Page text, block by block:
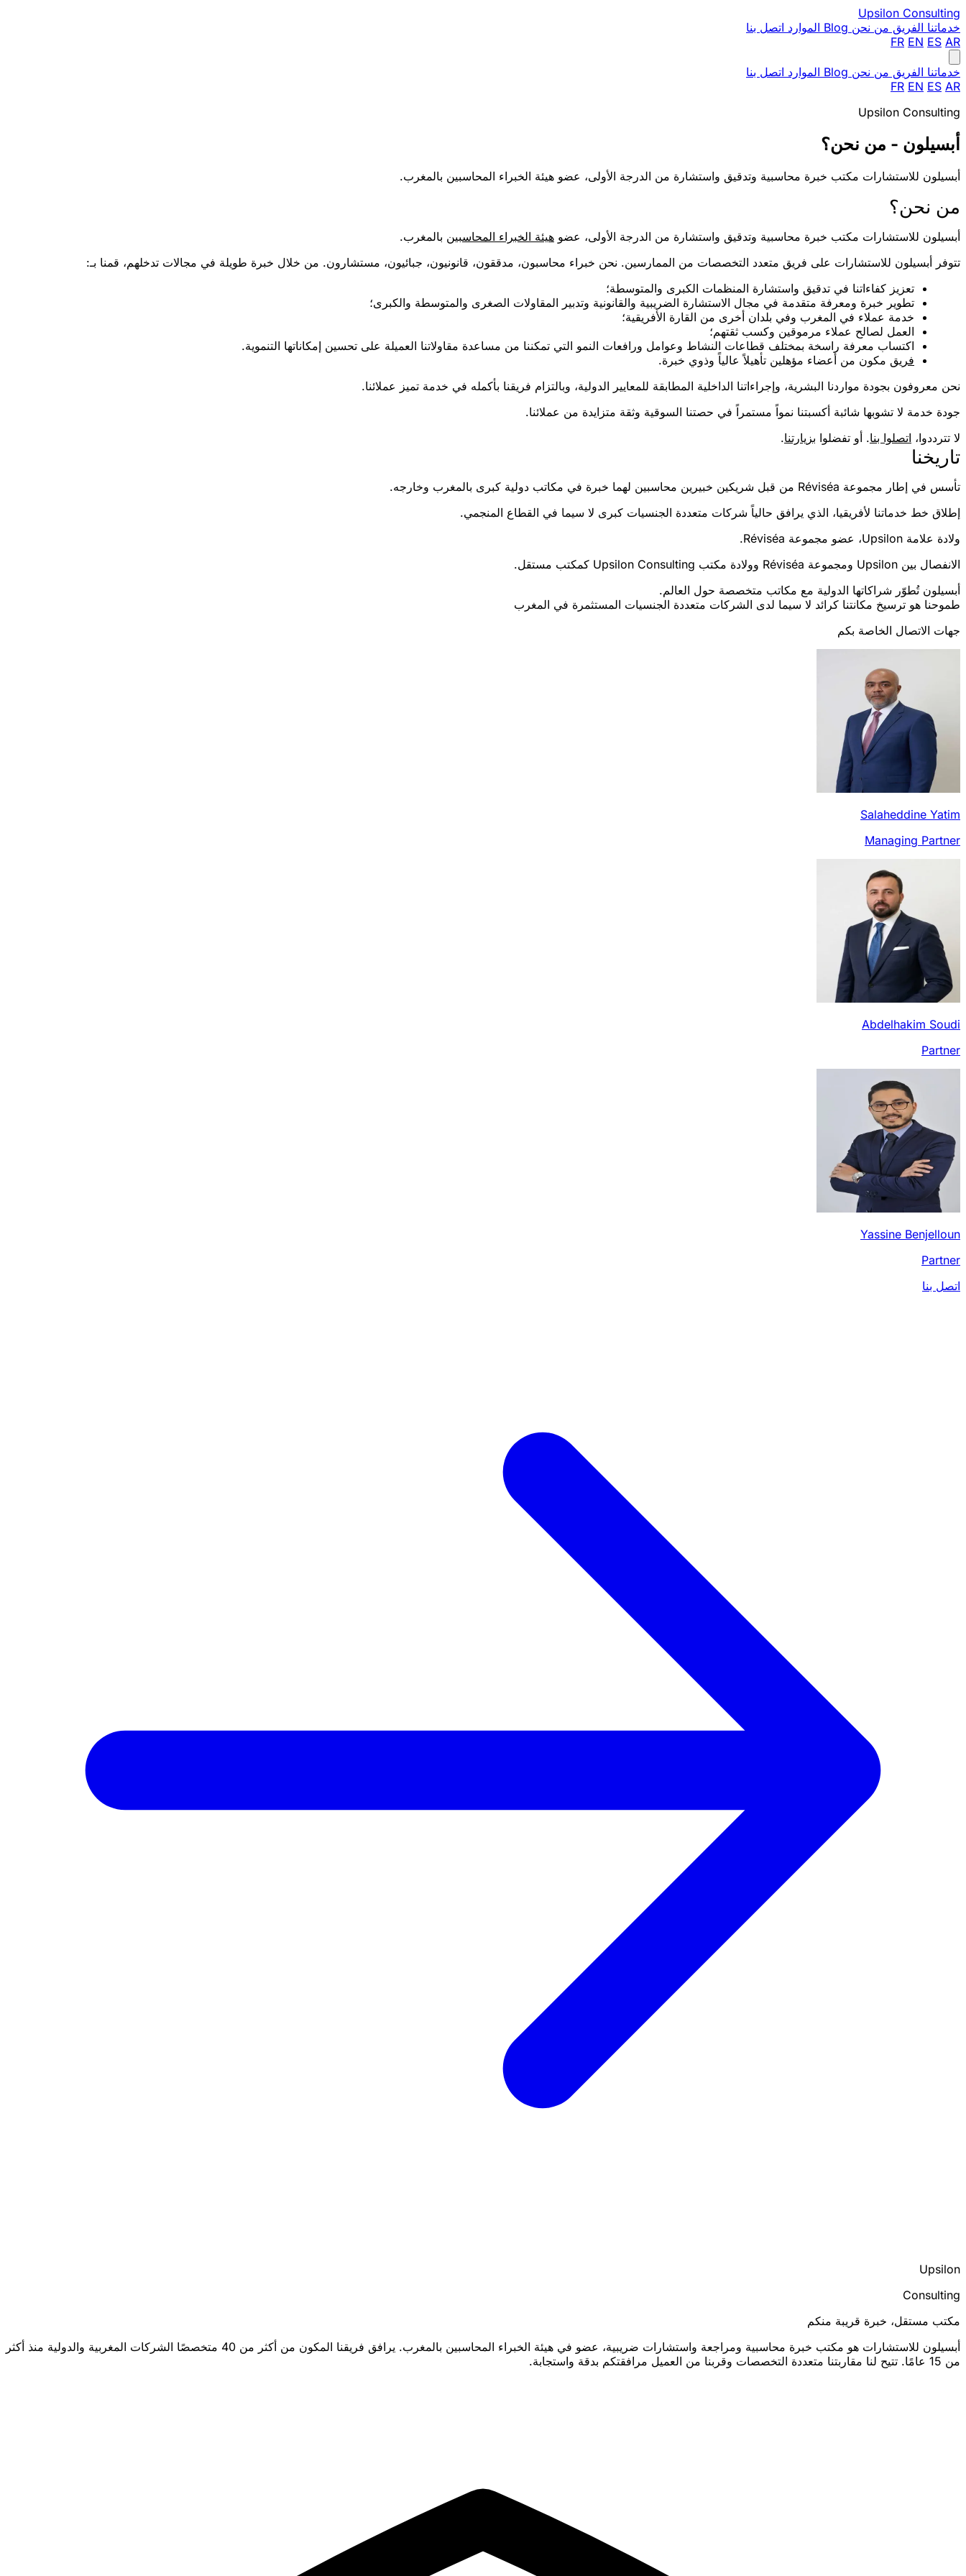
Upsilon Consulting
خدماتنا الفريق من نحن Blog الموارد اتصل بنا
FR EN ES AR
خدماتنا الفريق من نحن Blog الموارد اتصل بنا
FR EN ES AR
Upsilon Consulting
أبسيلون - من نحن؟
أبسيلون للاستشارات مكتب خبرة محاسبية وتدقيق واستشارة من الدرجة الأولى، عضو هيئة الخبراء المحاسبين بالمغرب.
من نحن؟
أبسيلون للاستشارات مكتب خبرة محاسبية وتدقيق واستشارة من الدرجة الأولى، عضو هيئة الخبراء المحاسبين بالمغرب.
تتوفر أبسيلون للاستشارات على فريق متعدد التخصصات من الممارسين. نحن خبراء محاسبون، مدققون، قانونيون، جبائيون، مستشارون. من خلال خبرة طويلة في مجالات تدخلهم، قمنا بـ:
تعزيز كفاءاتنا في تدقيق واستشارة المنظمات الكبرى والمتوسطة؛
تطوير خبرة ومعرفة متقدمة في مجال الاستشارة الضريبية والقانونية وتدبير المقاولات الصغرى والمتوسطة والكبرى؛
خدمة عملاء في المغرب وفي بلدان أخرى من القارة الأفريقية؛
العمل لصالح عملاء مرموقين وكسب ثقتهم؛
اكتساب معرفة راسخة بمختلف قطاعات النشاط وعوامل ورافعات النمو التي تمكننا من مساعدة مقاولاتنا العميلة على تحسين إمكاناتها التنموية.
فريق مكون من أعضاء مؤهلين تأهيلاً عالياً وذوي خبرة.
نحن معروفون بجودة مواردنا البشرية، وإجراءاتنا الداخلية المطابقة للمعايير الدولية، وبالتزام فريقنا بأكمله في خدمة تميز عملائنا.
جودة خدمة لا تشوبها شائبة أكسبتنا نمواً مستمراً في حصتنا السوقية وثقة متزايدة من عملائنا.
لا تترددوا، اتصلوا بنا. أو تفضلوا بزيارتنا.
تاريخنا
تأسس في إطار مجموعة Réviséa من قبل شريكين خبيرين محاسبين لهما خبرة في مكاتب دولية كبرى بالمغرب وخارجه.
إطلاق خط خدماتنا لأفريقيا، الذي يرافق حالياً شركات متعددة الجنسيات كبرى لا سيما في القطاع المنجمي.
ولادة علامة Upsilon، عضو مجموعة Réviséa.
الانفصال بين Upsilon ومجموعة Réviséa وولادة مكتب Upsilon Consulting كمكتب مستقل.
أبسيلون تُطوّر شراكاتها الدولية مع مكاتب متخصصة حول العالم.
طموحنا هو ترسيخ مكانتنا كرائد لا سيما لدى الشركات متعددة الجنسيات المستثمرة في المغرب
جهات الاتصال الخاصة بكم
Salaheddine Yatim
Managing Partner
Abdelhakim Soudi
Partner
Yassine Benjelloun
Partner
اتصل بنا
Upsilon
Consulting
مكتب مستقل، خبرة قريبة منكم
أبسيلون للاستشارات هو مكتب خبرة محاسبية ومراجعة واستشارات ضريبية، عضو في هيئة الخبراء المحاسبين بالمغرب. يرافق فريقنا المكون من أكثر من 40 متخصصًا الشركات المغربية والدولية منذ أكثر
من 15 عامًا. تتيح لنا مقاربتنا متعددة التخصصات وقربنا من العميل مرافقتكم بدقة واستجابة.